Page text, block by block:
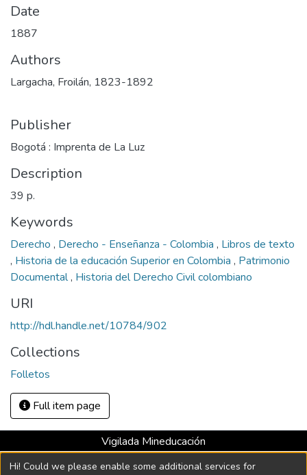
Date
1887
Authors
Largacha, Froilán, 1823-1892
Publisher
Bogotá : Imprenta de La Luz
Description
39 p.
Keywords
Derecho , Derecho - Enseñanza - Colombia , Libros de texto
, Historia de la educación Superior en Colombia , Patrimonio
Documental, Historia del Derecho Civil colombiano
URI
http://hdl.handle.net/10784/902
Collections
Folletos
Full item page
Vigilada Mineducación
Universidad con Acreditación Institucional hasta 2026 -
Hi! Could we please enable some additional services for